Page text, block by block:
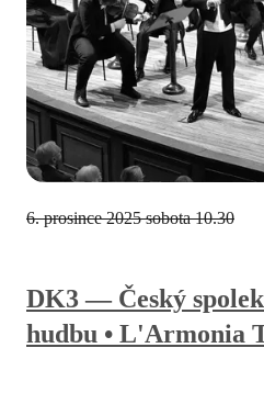
DK3 — Český
hudbu • L'Armonia
6. prosince 2025 sobota 10.30